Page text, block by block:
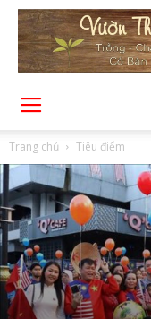
Trang chủ Tiêu điểm